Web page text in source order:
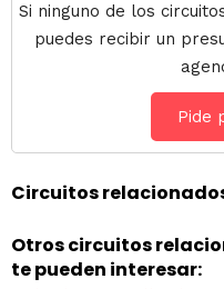
Si ninguno de los
puedes recibir un
Pide
Circuitos
Otros circuitos
te pueden interesar: